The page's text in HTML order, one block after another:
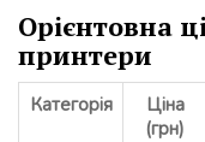
Орієнтовна
принтери
Категорія
Ціна
(грн)